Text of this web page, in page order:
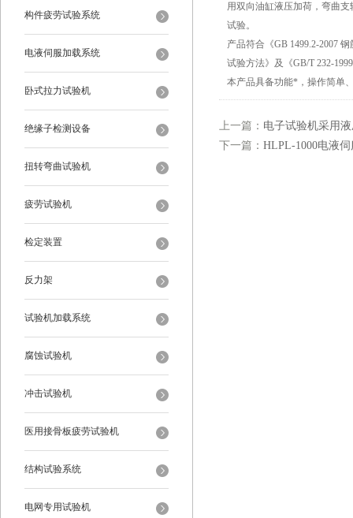
构件疲劳试验系统
电液伺服加载系统
卧式拉力试验机
绝缘子检测设备
扭转弯曲试验机
疲劳试验机
检定装置
反力架
试验机加载系统
腐蚀试验机
冲击试验机
医用接骨板疲劳试验机
结构试验系统
电网专用试验机
用双向油缸液压加荷，弯曲
试验。
产品符合《GB 1499.2-2007
试验方法》及《GB/T 232-
本产品具备功能*，操作简单
上一篇： 电子试验机采用
下一篇： HLPL-1000电液